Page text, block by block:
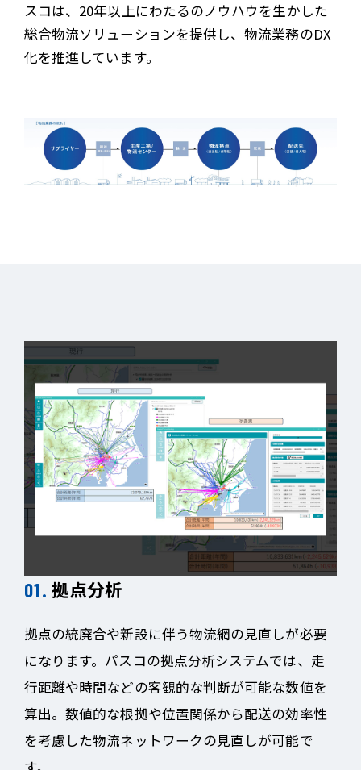
スコは、20年以上にわたるのノウハウを生かした
総合物流ソリューションを提供し、物流業務のDX
化を推進しています。
拠点分析
拠点の統廃合や新設に伴う物流網の見直しが必要
になります。パスコの拠点分析システムでは、走
行距離や時間などの客観的な判断が可能な数値を
算出。数値的な根拠や位置関係から配送の効率性
を考慮した物流ネットワークの見直しが可能で